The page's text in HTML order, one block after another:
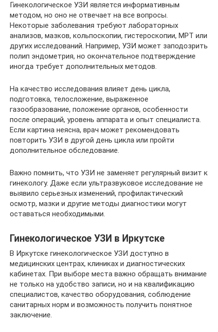
Гинекологическое УЗИ является информативным
методом, но оно не отвечает на все вопросы.
Некоторые заболевания требуют лабораторных
анализов, мазков, кольпоскопии, гистероскопии, МРТ или
других исследований. Например, УЗИ может заподозрить
полип эндометрия, но окончательное подтверждение
иногда требует дополнительных методов.
На качество исследования влияет день цикла,
подготовка, телосложение, выраженное
газообразование, положение органов, особенности
после операций, уровень аппарата и опыт специалиста.
Если картина неясна, врач может рекомендовать
повторить УЗИ в другой день цикла или пройти
дополнительное обследование.
Важно помнить, что УЗИ не заменяет регулярный визит к
гинекологу. Даже если ультразвуковое исследование не
выявило серьезных изменений, профилактический
осмотр, мазки и другие методы диагностики могут
оставаться необходимыми.
Гинекологическое УЗИ в Иркутске
В Иркутске гинекологическое УЗИ доступно в
медицинских центрах, клиниках и диагностических
кабинетах. При выборе места важно обращать внимание
не только на удобство записи, но и на квалификацию
специалистов, качество оборудования, соблюдение
санитарных норм и возможность получить понятное
заключение.